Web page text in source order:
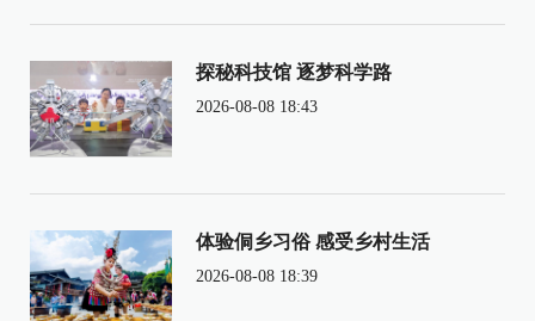
探秘科技馆 逐梦科学路
2026-08-08 18:43
体验侗乡习俗 感受乡村生活
2026-08-08 18:39